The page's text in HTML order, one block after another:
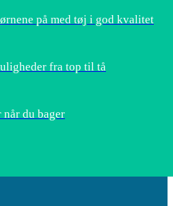
på med tøj i god kvalitet
fra top til tå
når du bager